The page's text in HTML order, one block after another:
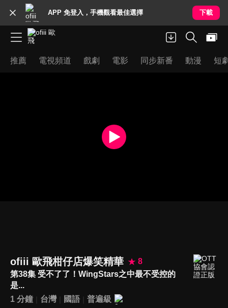
APP 免登入，手機觀看最佳選擇 下載
推薦 電視頻道 戲劇 電影 同步新番 動漫 短
ofiii 歐飛柑仔店爆笑精華
8
第38集 受不了了！WingStars之中最不受控的
是...
1 分鐘
台灣 國語
普遍級